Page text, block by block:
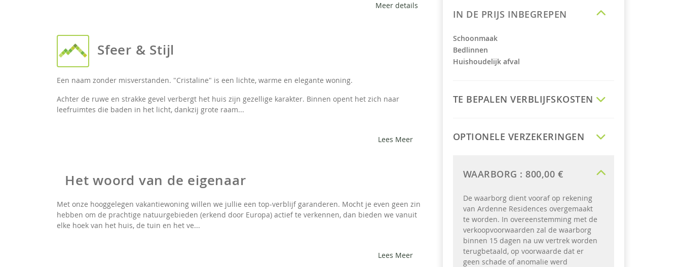
Meer details
Sfeer & Stijl
Een naam zonder misverstanden. "Cristaline" is een lichte, warme en elegante woning.
Achter de ruwe en strakke gevel verbergt het huis zijn gezellige karakter. Binnen opent het zich naar
leefruimtes die baden in het licht, dankzij grote raam...
Lees Meer
Het woord van de eigenaar
Met onze hooggelegen vakantiewoning willen we jullie een top-verblijf garanderen. Mocht je even geen zin
hebben om de prachtige natuurgebieden (erkend door Europa) actief te verkennen, dan bieden we vanuit
elke hoek van het huis, de tuin en het ve...
Lees Meer
IN DE PRIJS INBEGREPEN
Schoonmaak
Bedlinnen
Huishoudelijk afval
TE BEPALEN VERBLIJFSKOSTEN
OPTIONELE VERZEKERINGEN
WAARBORG :800,00 €
De waarborg dient vooraf op rekening
van Ardenne Residences overgemaakt
te worden. In overeenstemming met de
verkoopvoorwaarden zal de waarborg
binnen 15 dagen na uw vertrek worden
terugbetaald, op voorwaarde dat er
geen schade of anomalie werd